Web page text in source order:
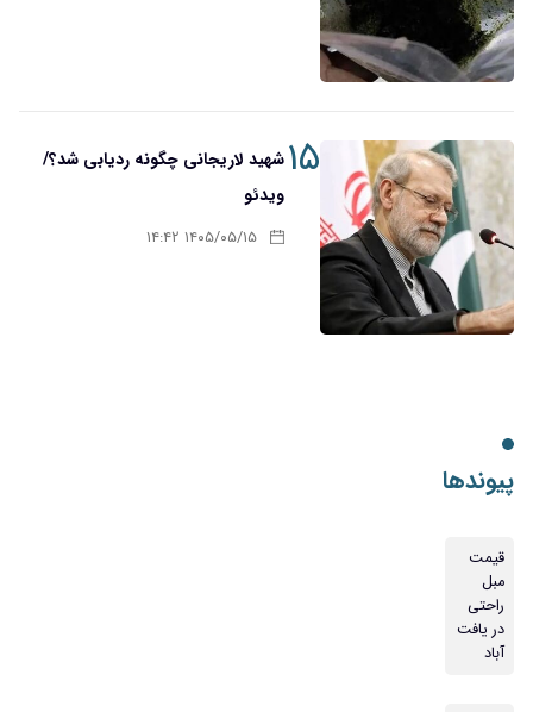
۱۵شهید لاریجانی چگونه ردیابی شد؟/
ویدئو
۱۴۰۵/۰۵/۱۵ ۱۴:۴۲
پیوندها
قیمت
مبل
راحتی
در یافت
آباد